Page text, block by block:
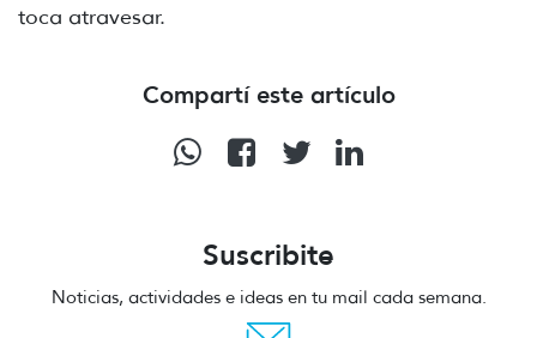
toca atravesar.
Compartí este artículo
Suscribite
Noticias, actividades e ideas en tu mail cada semana.